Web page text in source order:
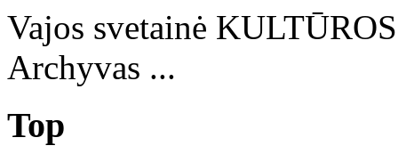
Vajos svetainė
Archyvas ...
Top